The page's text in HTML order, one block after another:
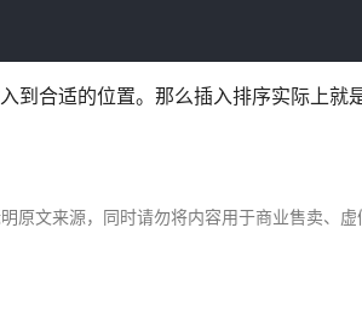
到合适的位置。那么插入排序实际上就
原文来源，同时请勿将内容用于商业售卖、虚